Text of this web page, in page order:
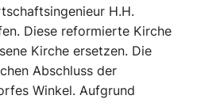
H.H.
Diese reformierte Kirche
Kirche ersetzen. Die
Abschluss der
Winkel. Aufgrund